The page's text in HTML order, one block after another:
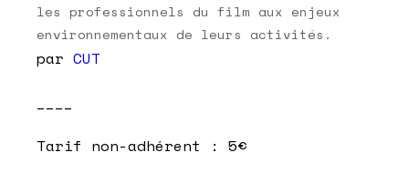
les professionnels du film aux enjeux
environnementaux de leurs activités.
par CUT
Tarif non-adhérent : 5€